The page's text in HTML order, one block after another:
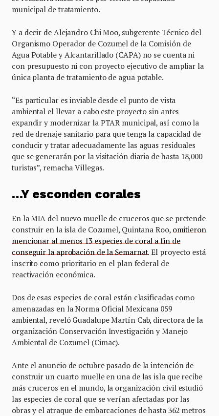
municipal de tratamiento.
Y a decir de Alejandro Chi Moo, subgerente Técnico del
Organismo Operador de Cozumel de la Comisión de
Agua Potable y Alcantarillado (CAPA) no se cuenta ni
con presupuesto ni con proyecto ejecutivo de ampliar la
única planta de tratamiento de agua potable.
“Es particular es inviable desde el punto de vista
ambiental el llevar a cabo este proyecto sin antes
expandir y modernizar la PTAR municipal, así como la
red de drenaje sanitario para que tenga la capacidad de
conducir y tratar adecuadamente las aguas residuales
que se generarán por la visitación diaria de hasta 18,000
turistas”, remacha Villegas.
…Y esconden corales
En la MIA del nuevo muelle de cruceros que se pretende
construir en la isla de Cozumel, Quintana Roo, omitieron
mencionar al menos 13 especies de coral a fin de
conseguir la aprobación de la Semarnat. El proyecto está
inscrito como prioritario en el plan federal de
reactivación económica.
Dos de esas especies de coral están clasificadas como
amenazadas en la Norma Oficial Mexicana 059
ambiental, reveló Guadalupe Martín Cab, directora de la
organización Conservación Investigación y Manejo
Ambiental de Cozumel (Cimac).
Ante el anuncio de octubre pasado de la intención de
construir un cuarto muelle en una de las isla que recibe
más cruceros en el mundo, la organización civil estudió
las especies de coral que se verían afectadas por las
obras y el atraque de embarcaciones de hasta 362 metros